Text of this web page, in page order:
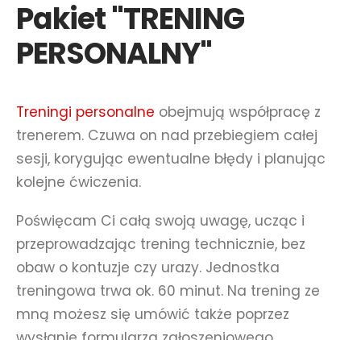
Pakiet "TRENING
PERSONALNY"
Treningi personalne obejmują współpracę z
trenerem. Czuwa on nad przebiegiem całej
sesji, korygując ewentualne błędy i planując
kolejne ćwiczenia.
Poświęcam Ci całą swoją uwagę, ucząc i
przeprowadzając trening technicznie, bez
obaw o kontuzje czy urazy. Jednostka
treningowa trwa ok. 60 minut. Na trening ze
mną możesz się umówić także poprzez